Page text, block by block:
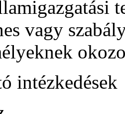
vagy
intézkedések